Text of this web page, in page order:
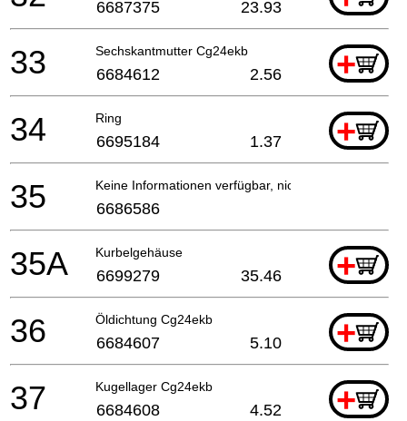
6687375 23.93
Sechskantmutter Cg24ekb +
33 6684612 2.56
Ring +
34 6695184 1.37
Keine Informationen verfügbar, nicht bestellbar
35 6686586
Kurbelgehäuse +
35A 6699279 35.46
Öldichtung Cg24ekb +
36 6684607 5.10
Kugellager Cg24ekb +
37 6684608 4.52